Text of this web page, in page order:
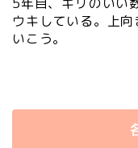
ウキしている。上
いこう。